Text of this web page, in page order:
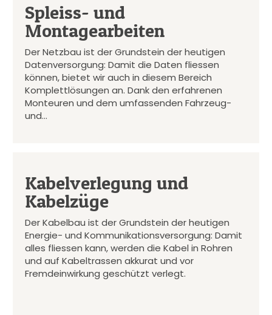
Spleiss- und
Montagearbeiten
Der Netzbau ist der Grundstein der heutigen
Datenversorgung: Damit die Daten fliessen
können, bietet wir auch in diesem Bereich
Komplettlösungen an. Dank den erfahrenen
Monteuren und dem umfassenden Fahrzeug-
und…
Kabelverlegung und
Kabelzüge
Der Kabelbau ist der Grundstein der heutigen
Energie- und Kommunikationsversorgung: Damit
alles fliessen kann, werden die Kabel in Rohren
und auf Kabeltrassen akkurat und vor
Fremdeinwirkung geschützt verlegt.